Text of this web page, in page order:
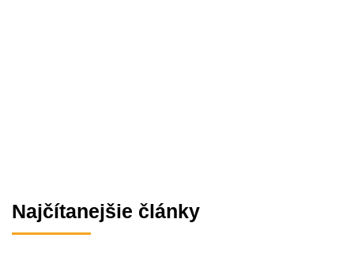
Najčítanejšie články